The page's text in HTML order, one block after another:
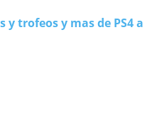
trofeos y mas de PS4 a